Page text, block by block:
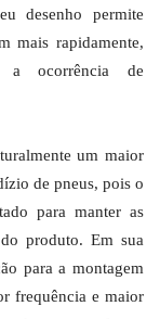
desenho permite
mais rapidamente,
a ocorrência de
um maior
de pneus, pois o
para manter as
produto. Em sua
para a montagem
frequência e maior